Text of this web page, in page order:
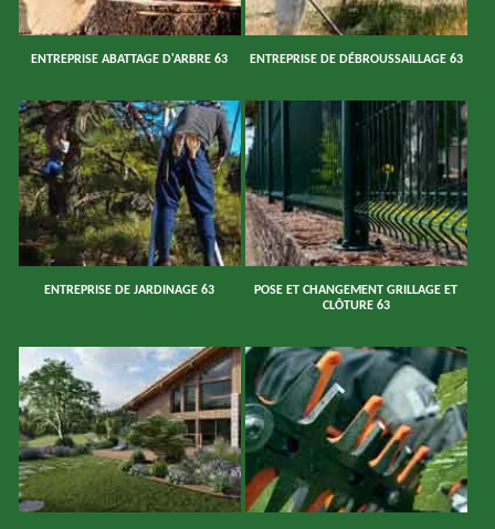
ENTREPRISE ABATTAGE D'ARBRE 63 ENTREPRISE DE DÉBROUSSAILLAGE 63
ENTREPRISE DE JARDINAGE 63
POSE ET CHANGEMENT GRILLAGE ET
CLÔTURE 63